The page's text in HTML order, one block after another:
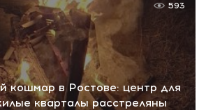
кошмар в Ростове: центр для
кварталы расстреляны
593